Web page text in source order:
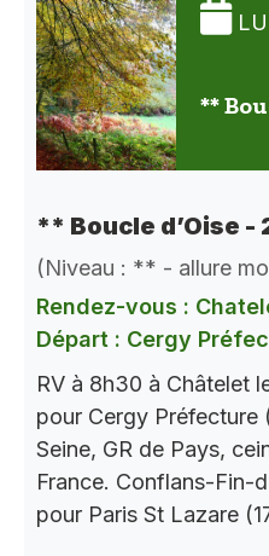
**
** Boucle d’Oise -
(Niveau : ** - allure
Rendez-vous :
Départ : Cergy
RV à 8h30 à Châtelet
pour Cergy Préfecture
Seine, GR de Pays,
France. Conflans-Fin-
pour Paris St Lazare